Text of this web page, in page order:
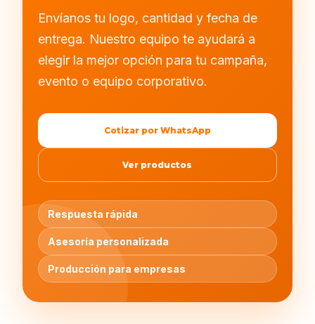
Envíanos tu logo, cantidad y fecha de
entrega. Nuestro equipo te ayudará a
elegir la mejor opción para tu campaña,
evento o equipo corporativo.
Cotizar por WhatsApp
Ver productos
Respuesta rápida
Asesoría personalizada
Producción para empresas